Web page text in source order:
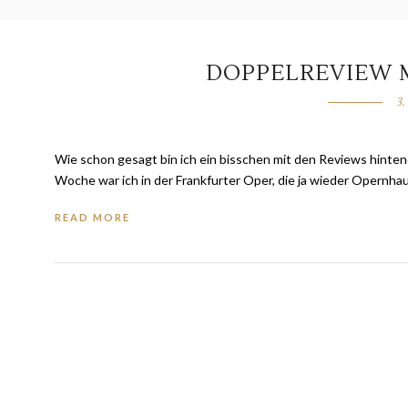
DOPPELREVIEW
Wie schon gesagt bin ich ein bisschen mit den Reviews
Woche war ich in der Frankfurter Oper, die ja wieder
READ MORE